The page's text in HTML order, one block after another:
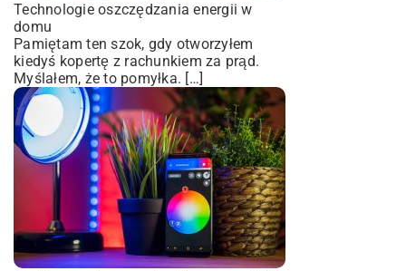
Technologie oszczędzania energii w
domu
Pamiętam ten szok, gdy otworzyłem
kiedyś kopertę z rachunkiem za prąd.
Myślałem, że to pomyłka. […]